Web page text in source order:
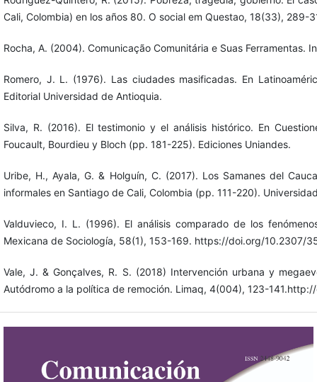
Cali, Colombia) en los años 80. O social em Questao, 18(33), 289-
Rocha, A. (2004). Comunicação Comunitária e Suas Ferramentas.
Romero, J. L. (1976). Las ciudades masificadas. En
Editorial Universidad de Antioquia.
Silva, R. (2016). El testimonio y el análisis histórico. En
Foucault, Bourdieu y Bloch (pp. 181-225). Ediciones Uniandes.
Uribe, H., Ayala, G. & Holguín, C. (2017). Los Samanes del
informales en Santiago de Cali, Colombia (pp. 111-220).
Valduvieco, I. L. (1996). El análisis comparado de los
Mexicana de Sociología, 58(1), 153-169. https://doi.org/10.2307/
Vale, J. & Gonçalves, R. S. (2018) Intervención urbana y
Autódromo a la política de remoción. Limaq, 4(004), 123-